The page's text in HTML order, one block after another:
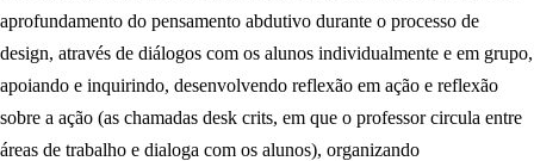
aprofundamento do pensamento abdutivo durante o processo de
design, através de diálogos com os alunos individualmente e em grupo,
apoiando e inquirindo, desenvolvendo reflexão em ação e reflexão
sobre a ação (as chamadas desk crits, em que o professor circula entre
áreas de trabalho e dialoga com os alunos), organizando